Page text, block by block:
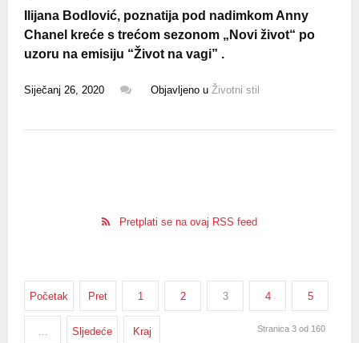
Ilijana Bodlović, poznatija pod nadimkom Anny
Chanel kreće s trećom sezonom „Novi život“ po
uzoru na emisiju “Život na vagi” .
Siječanj 26, 2020 Objavljeno u Životni stil
Pretplati se na ovaj RSS feed
Početak Pret 1 2 3 4 5
… Sljedeće Kraj Stranica 3 od 160